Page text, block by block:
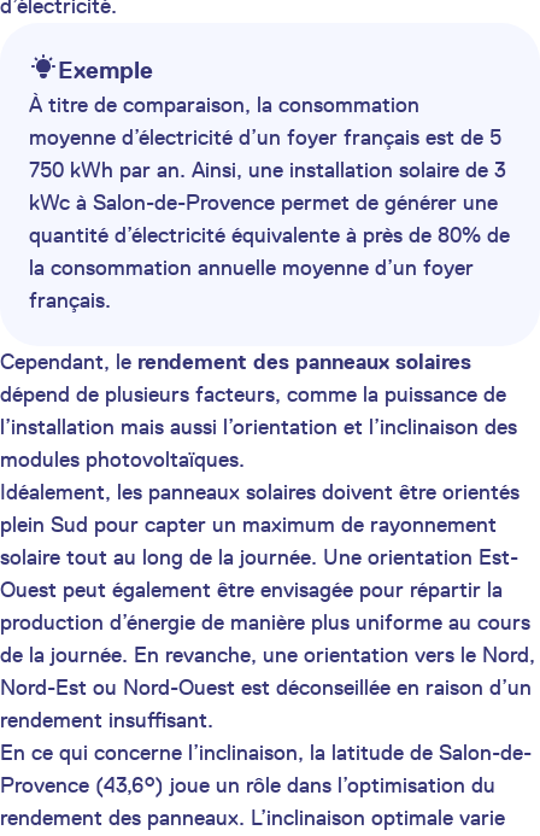
d’électricité.
Exemple
À titre de comparaison, la consommation
moyenne d’électricité d’un foyer français est de 5
750 kWh par an. Ainsi, une installation solaire de 3
kWc à Salon-de-Provence permet de générer une
quantité d’électricité équivalente à près de 80% de
la consommation annuelle moyenne d’un foyer
français.
Cependant, le rendement des panneaux solaires
dépend de plusieurs facteurs, comme la puissance de
l’installation mais aussi l’orientation et l’inclinaison des
modules photovoltaïques.
Idéalement, les panneaux solaires doivent être orientés
plein Sud pour capter un maximum de rayonnement
solaire tout au long de la journée. Une orientation Est-
Ouest peut également être envisagée pour répartir la
production d’énergie de manière plus uniforme au cours
de la journée. En revanche, une orientation vers le Nord,
Nord-Est ou Nord-Ouest est déconseillée en raison d’un
rendement insuffisant.
En ce qui concerne l’inclinaison, la latitude de Salon-de-
Provence (43,6°) joue un rôle dans l’optimisation du
rendement des panneaux. L’inclinaison optimale varie